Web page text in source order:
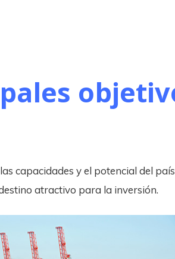
capacidades y el potencial del país
atractivo para la inversión.